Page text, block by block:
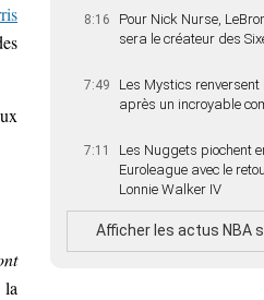
8:16
Pour Nick Nurse,
sera le créateur des
7:49
Les Mystics renversent
après un incroyable
7:11
Les Nuggets piochent
Euroleague avec le
Lonnie Walker IV
Afficher les actus NBA